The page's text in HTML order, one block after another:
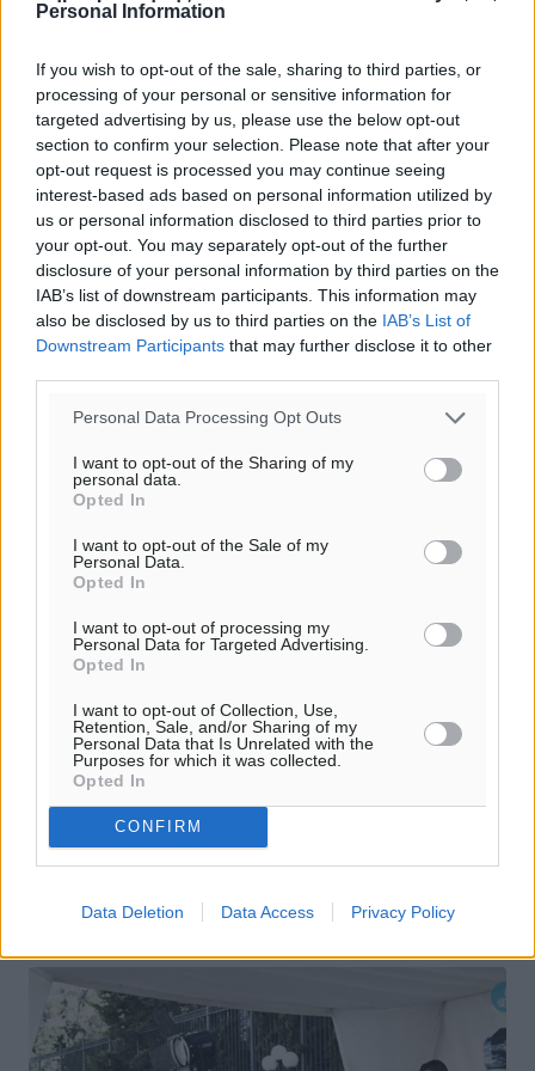
Personal Information
If you wish to opt-out of the sale, sharing to third parties, or
processing of your personal or sensitive information for
targeted advertising by us, please use the below opt-out
section to confirm your selection. Please note that after your
opt-out request is processed you may continue seeing
interest-based ads based on personal information utilized by
us or personal information disclosed to third parties prior to
your opt-out. You may separately opt-out of the further
disclosure of your personal information by third parties on the
IAB’s list of downstream participants. This information may
also be disclosed by us to third parties on the IAB’s List of
Downstream Participants that may further disclose it to other
Personal Data Processing Opt Outs
I want to opt-out of the Sharing of my
personal data.
Opted In
I want to opt-out of the Sale of my
Personal Data.
Opted In
I want to opt-out of processing my
Personal Data for Targeted Advertising.
Opted In
I want to opt-out of Collection, Use,
Retention, Sale, and/or Sharing of my
Personal Data that Is Unrelated with the
Purposes for which it was collected.
Opted In
CONFIRM
Data Deletion Data Access Privacy Policy
Δύο (02) αλλοδαποί διακινητές και δεκαεπτά (17)
παράτυπα εισελθόντες αλλοδαποί εντοπίστηκαν και
συνελήφθησαν, πρωινές ώρες σήμερα, στη θαλάσσια
περιοχή ανατολικά ...
05.07.15, 08:06
ενδεχόμενα για την Δευτέρα
Αλυσιδωτές αντιδράσεις στο εσωτερικό πολιτικό
σκηνικό της Ελλάδας θα προκαλέσει το αποτέλεσμα του
δημοψηφίσματος. Πως θα επηρεάσει τις σχέσεις της
χώρας με την ευρωζώνη. Η ...
05.07.15, 08:01